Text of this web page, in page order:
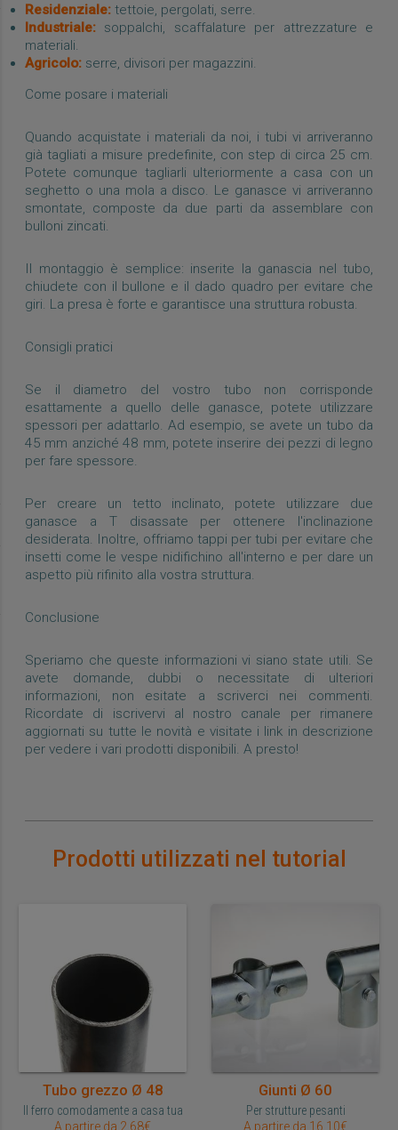
Residenziale: tettoie, pergolati, serre.
Industriale: soppalchi, scaffalature per attrezzature e
materiali.
Agricolo: serre, divisori per magazzini.
Come posare i materiali
Quando acquistate i materiali da noi, i tubi vi arriveranno
già tagliati a misure predefinite, con step di circa 25 cm.
Potete comunque tagliarli ulteriormente a casa con un
seghetto o una mola a disco. Le ganasce vi arriveranno
smontate, composte da due parti da assemblare con
bulloni zincati.
Il montaggio è semplice: inserite la ganascia nel tubo,
chiudete con il bullone e il dado quadro per evitare che
giri. La presa è forte e garantisce una struttura robusta.
Consigli pratici
Se il diametro del vostro tubo non corrisponde
esattamente a quello delle ganasce, potete utilizzare
spessori per adattarlo. Ad esempio, se avete un tubo da
45 mm anziché 48 mm, potete inserire dei pezzi di legno
per fare spessore.
Per creare un tetto inclinato, potete utilizzare due
ganasce a T disassate per ottenere l'inclinazione
desiderata. Inoltre, offriamo tappi per tubi per evitare che
insetti come le vespe nidifichino all'interno e per dare un
aspetto più rifinito alla vostra struttura.
Conclusione
Speriamo che queste informazioni vi siano state utili. Se
avete domande, dubbi o necessitate di ulteriori
informazioni, non esitate a scriverci nei commenti.
Ricordate di iscrivervi al nostro canale per rimanere
aggiornati su tutte le novità e visitate i link in descrizione
per vedere i vari prodotti disponibili. A presto!
Prodotti utilizzati nel tutorial
Tubo grezzo Ø 48
Il ferro comodamente a casa tua
A partire da 2,68€
Giunti Ø 60
Per strutture pesanti
A partire da 16,10€